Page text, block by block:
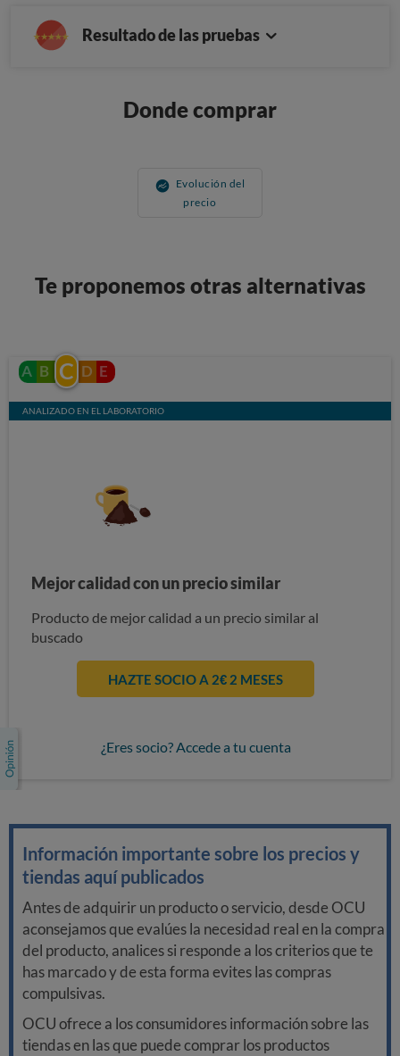
Resultado de las pruebas
Donde comprar
Evolución del
precio
Te proponemos otras alternativas
A B C D E
ANALIZADO EN EL LABORATORIO
Mejor calidad con un precio similar
Producto de mejor calidad a un precio similar al
buscado
HAZTE SOCIO A 2€ 2 MESES
¿Eres socio? Accede a tu cuenta
Información importante sobre los precios y
tiendas aquí publicados
Antes de adquirir un producto o servicio, desde OCU
aconsejamos que evalúes la necesidad real en la compra
del producto, analices si responde a los criterios que te
has marcado y de esta forma evites las compras
compulsivas.
OCU ofrece a los consumidores información sobre las
tiendas en las que puede comprar los productos